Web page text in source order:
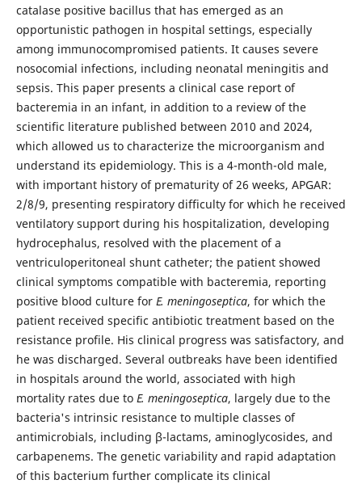
catalase positive bacillus that has emerged as an
opportunistic pathogen in hospital settings, especially
among immunocompromised patients. It causes severe
nosocomial infections, including neonatal meningitis and
sepsis. This paper presents a clinical case report of
bacteremia in an infant, in addition to a review of the
scientific literature published between 2010 and 2024,
which allowed us to characterize the microorganism and
understand its epidemiology. This is a 4-month-old male,
with important history of prematurity of 26 weeks, APGAR:
2/8/9, presenting respiratory difficulty for which he received
ventilatory support during his hospitalization, developing
hydrocephalus, resolved with the placement of a
ventriculoperitoneal shunt catheter; the patient showed
clinical symptoms compatible with bacteremia, reporting
positive blood culture for E. meningoseptica, for which the
patient received specific antibiotic treatment based on the
resistance profile. His clinical progress was satisfactory, and
he was discharged. Several outbreaks have been identified
in hospitals around the world, associated with high
mortality rates due to E. meningoseptica, largely due to the
bacteria's intrinsic resistance to multiple classes of
antimicrobials, including β-lactams, aminoglycosides, and
carbapenems. The genetic variability and rapid adaptation
of this bacterium further complicate its clinical